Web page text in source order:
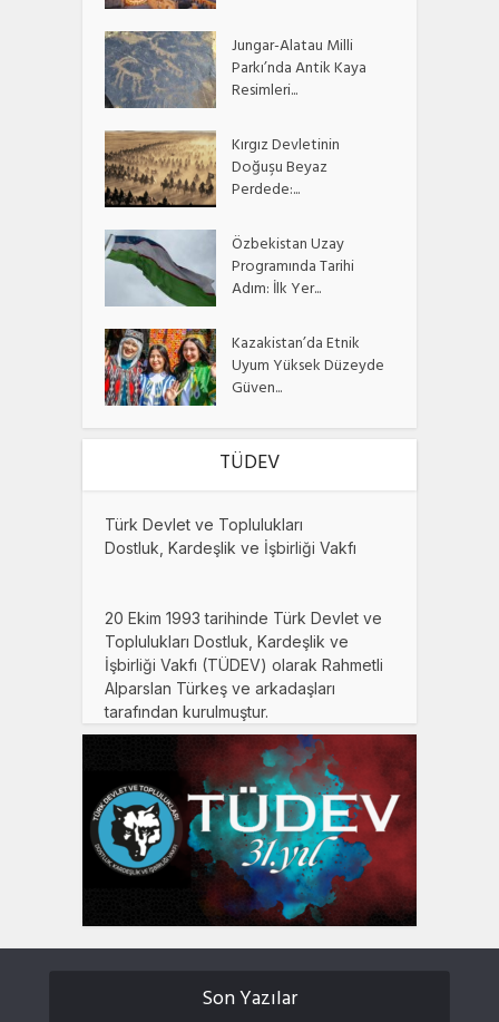
Jungar-Alatau Milli
Parkı’nda Antik Kaya
Resimleri...
Kırgız Devletinin
Doğuşu Beyaz
Perdede:...
Özbekistan Uzay
Programında Tarihi
Adım: İlk Yer...
Kazakistan’da Etnik
Uyum Yüksek Düzeyde
Güven...
TÜDEV
Türk Devlet ve Toplulukları
Dostluk, Kardeşlik ve İşbirliği Vakfı
20 Ekim 1993 tarihinde Türk Devlet ve
Toplulukları Dostluk, Kardeşlik ve
İşbirliği Vakfı (TÜDEV) olarak Rahmetli
Alparslan Türkeş ve arkadaşları
tarafından kurulmuştur.
Son Yazılar